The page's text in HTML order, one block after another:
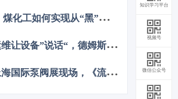
应用，《流程工业》编辑部在
邀请了一批国内外优秀的工业
业提供绿色可持续发展的启迪
视
频 │ 煤化工如何实现从“黑”到“绿”？走进美锦能源低碳发展标杆项目
智
能运维让设备”说话“，德姆斯护航企业安全生产与降本增效
2
024上海国际泵阀展现场，《流程工业》记者专访了中国善若泵业科技有限公司总经理 卢阳
知识学习平台
视频号
微信公众号